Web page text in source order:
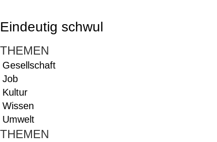
Eindeutig schwul
THEMEN
Gesellschaft
Job
Kultur
Wissen
Umwelt
THEMEN